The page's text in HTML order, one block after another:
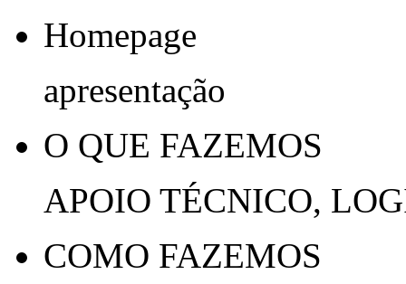
Homepage
apresentação
O QUE FAZEMOS
APOIO TÉCNICO,
COMO FAZEMOS